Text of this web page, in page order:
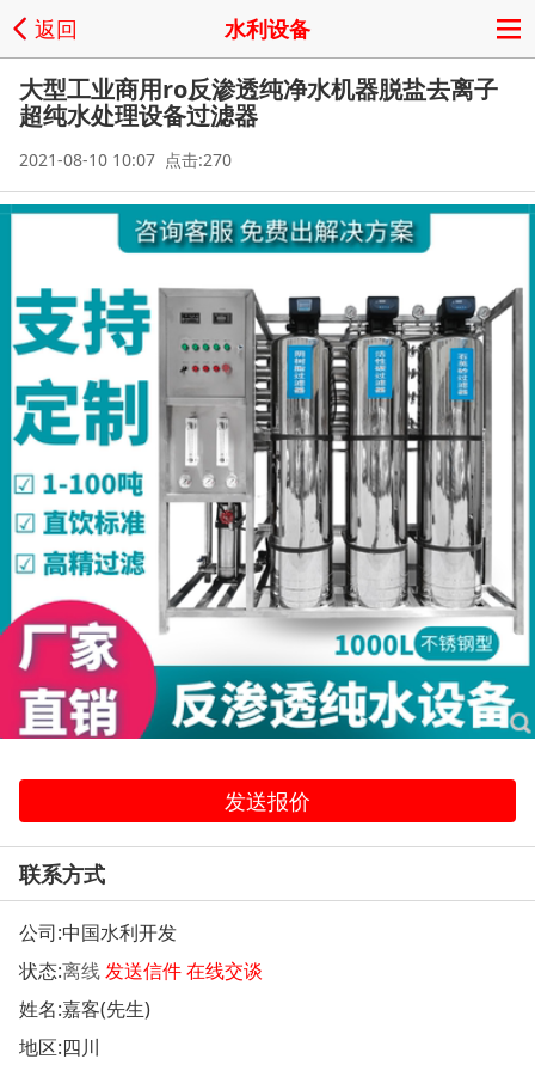
返回 水利设备
大型工业商用ro反渗透纯净水机器脱盐去离子
超纯水处理设备过滤器
2021-08-10 10:07 点击:270
发送报价
联系方式
公司:中国水利开发
状态:离线发送信件在线交谈
姓名:嘉客(先生)
地区:四川